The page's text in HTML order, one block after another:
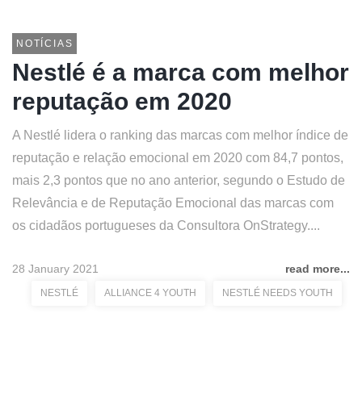
NOTÍCIAS
Nestlé é a marca com melhor
reputação em 2020
A Nestlé lidera o ranking das marcas com melhor índice de
reputação e relação emocional em 2020 com 84,7 pontos,
mais 2,3 pontos que no ano anterior, segundo o Estudo de
Relevância e de Reputação Emocional das marcas com
os cidadãos portugueses da Consultora OnStrategy....
28 January 2021 read more...
NESTLÉ ALLIANCE 4 YOUTH NESTLÉ NEEDS YOUTH